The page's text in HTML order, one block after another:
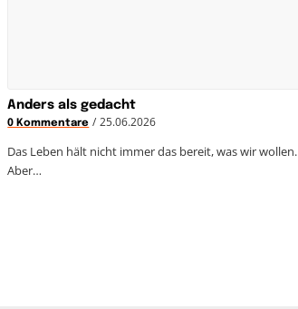
Anders als gedacht
0 Kommentare / 25.06.2026
Das Leben hält nicht immer das bereit, was wir wollen.
Aber…